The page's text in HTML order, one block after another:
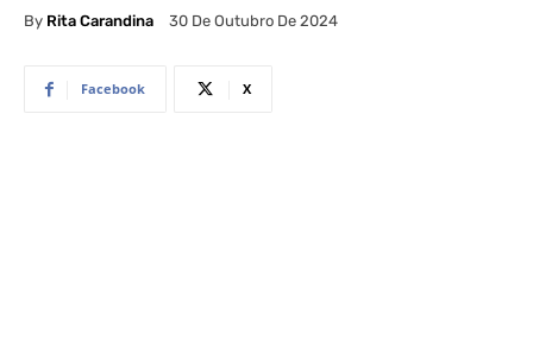
By Rita Carandina 30 De Outubro De 2024
Facebook X